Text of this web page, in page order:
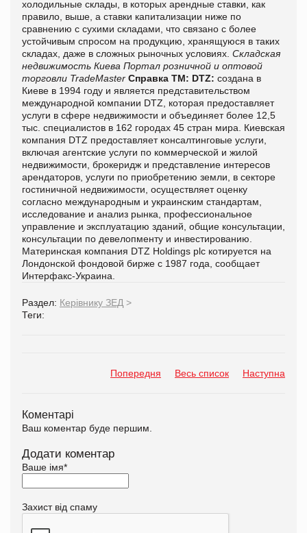
холодильные склады, в которых арендные ставки, как
правило, выше, а ставки капитализации ниже по
сравнению с сухими складами, что связано с более
устойчивым спросом на продукцию, хранящуюся в таких
складах, даже в сложных рыночных условиях. Складская
недвижимость Киева Портал розничной и оптовой
торговли TradeMaster Справка ТМ: DTZ: создана в
Киеве в 1994 году и является представительством
международной компании DTZ, которая предоставляет
услуги в сфере недвижимости и объединяет более 12,5
тыс. специалистов в 162 городах 45 стран мира. Киевская
компания DTZ предоставляет консалтинговые услуги,
включая агентские услуги по коммерческой и жилой
недвижимости, брокеридж и представление интересов
арендаторов, услуги по приобретению земли, в секторе
гостиничной недвижимости, осуществляет оценку
согласно международным и украинским стандартам,
исследование и анализ рынка, профессиональное
управление и эксплуатацию зданий, общие консультации,
консультации по девелопменту и инвестированию.
Материнская компания DTZ Holdings plc котируется на
Лондонской фондовой бирже с 1987 года, сообщает
Интерфакс-Украина.
Раздел: Керівнику ЗЕД >
Теги:
Попередня Весь список Наступна
Коментарі
Ваш коментар буде першим.
Додати коментар
Ваше імя*
Захист від спаму